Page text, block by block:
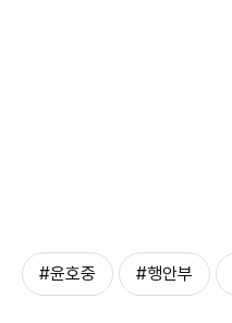
#윤호중 #행안부